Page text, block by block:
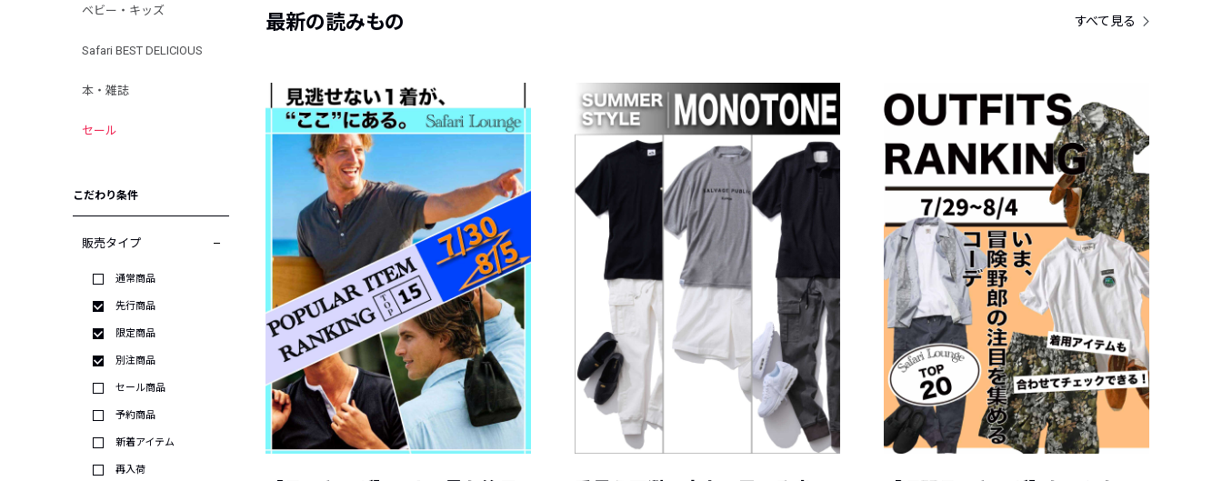
ベビー・キッズ
Safari BEST DELICIOUS
本・雑誌
セール
こだわり条件
販売タイプ
通常商品
先行商品
限定商品
別注商品
セール商品
予約商品
新着アイテム
再入荷
最新の読みもの すべて見る